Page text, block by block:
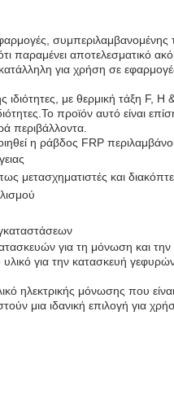
συμπεριλαμβανομένης
παραμένει αποτελεσματικό
κατάλληλη για χρήση σε
με θερμική τάξη F, H
προϊόν αυτό είναι
περιβάλλοντα.
η ράβδος FRP
μετασχηματιστές και
για τη μόνωση και
για την κατασκευή
ηλεκτρικής μόνωσης που
μια ιδανική επιλογή για